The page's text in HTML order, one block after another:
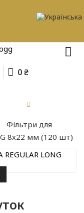
0 ₴
Фільтри для
8х22 мм (120 шт)